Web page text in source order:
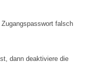
falsch
dann deaktiviere die